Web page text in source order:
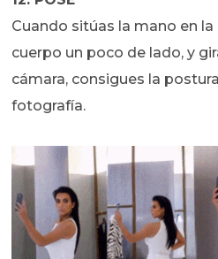
Cuando sitúas la mano en
cuerpo un poco de lado, y
cámara, consigues la
fotografía.